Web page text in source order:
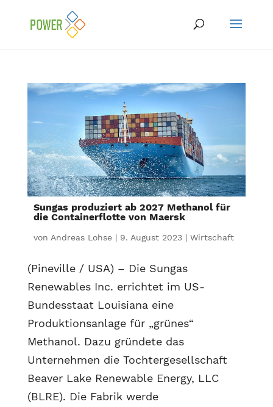
Sungas produziert ab 2027 Methanol für
die Containerflotte von Maersk
von Andreas Lohse| 9. August 2023| Wirtschaft
(Pineville / USA) – Die Sungas
Renewables Inc. errichtet im US-
Bundesstaat Louisiana eine
Produktionsanlage für „grünes“
Methanol. Dazu gründete das
Unternehmen die Tochtergesellschaft
Beaver Lake Renewable Energy, LLC
(BLRE). Die Fabrik werde